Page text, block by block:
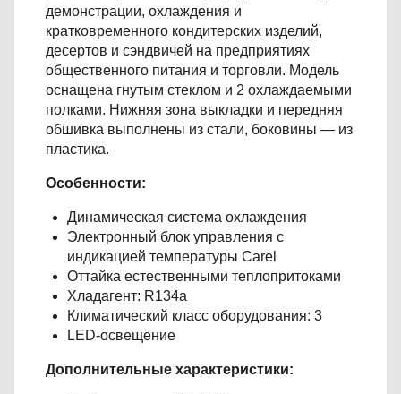
демонстрации, охлаждения и
кратковременного кондитерских изделий,
десертов и сэндвичей на предприятиях
общественного питания и торговли. Модель
оснащена гнутым стеклом и 2 охлаждаемыми
полками. Нижняя зона выкладки и передняя
обшивка выполнены из стали, боковины — из
пластика.
Особенности:
Динамическая система охлаждения
Электронный блок управления с
индикацией температуры Carel
Оттайка естественными теплопритоками
Хладагент: R134a
Климатический класс оборудования: 3
LED-освещение
Дополнительные характеристики: